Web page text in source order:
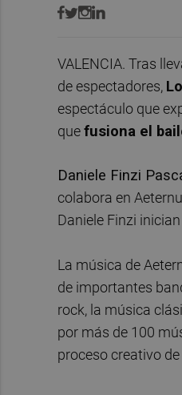
VALENCIA. Tras
de espectadores,
espectáculo que
quefusiona el
Daniele Finzi
colabora en
Daniele Finzi
La música de
de importantes
rock, la música
por más de 100
proceso creativo